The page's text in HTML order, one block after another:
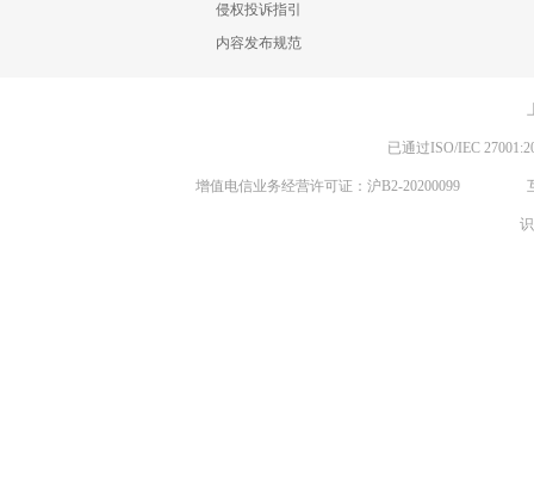
侵权投诉指引
内容发布规范
已通过ISO/IEC
增值电信业务经营许可证：沪B2-20200099